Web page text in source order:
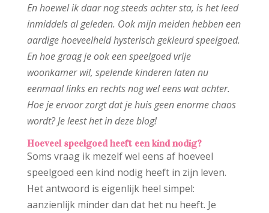
En hoewel ik daar nog steeds achter sta, is het leed
inmiddels al geleden. Ook mijn meiden hebben een
aardige hoeveelheid hysterisch gekleurd speelgoed.
En hoe graag je ook een speelgoed vrije
woonkamer wil, spelende kinderen laten nu
eenmaal links en rechts nog wel eens wat achter.
Hoe je ervoor zorgt dat je huis geen enorme chaos
wordt? Je leest het in deze blog!
Hoeveel speelgoed heeft een kind nodig?
Soms vraag ik mezelf wel eens af hoeveel
speelgoed een kind nodig heeft in zijn leven.
Het antwoord is eigenlijk heel simpel:
aanzienlijk minder dan dat het nu heeft. Je